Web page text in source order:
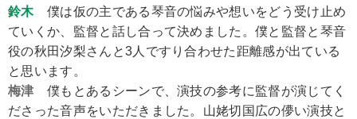
鈴木僕は仮の主である琴音の悩みや想いをどう受け止め
ていくか、監督と話し合って決めました。僕と監督と琴音
役の秋田汐梨さんと3人ですり合わせた距離感が出ている
と思います。
梅津 僕もとあるシーンで、演技の参考に監督が演じてく
ださった音声をいただきました。山姥切国広の儚い演技と